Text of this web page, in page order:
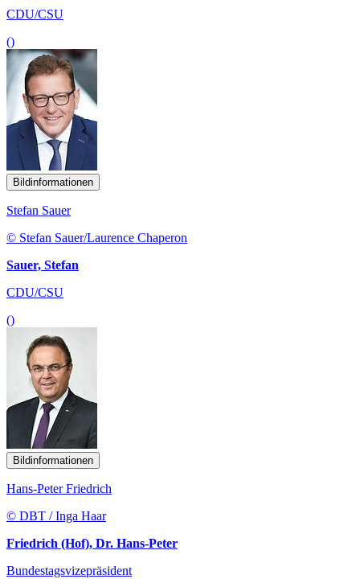
CDU/CSU
()
Bildinformationen
Stefan Sauer
© Stefan Sauer/Laurence Chaperon
Sauer, Stefan
CDU/CSU
()
Bildinformationen
Hans-Peter Friedrich
© DBT / Inga Haar
Friedrich (Hof), Dr. Hans-Peter
Bundestagsvizepräsident